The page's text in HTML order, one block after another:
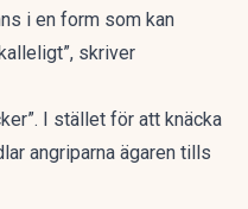
i en form som kan
skriver
I stället för att knäcka
angriparna ägaren tills